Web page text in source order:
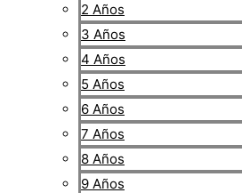
2 Años
3 Años
4 Años
5 Años
6 Años
7 Años
8 Años
9 Años